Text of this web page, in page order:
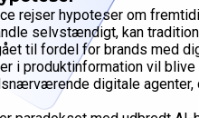
rejser hypoteser om
selvstændigt, kan
til fordel for brands med
i produktinformation vil
digitale agenter,